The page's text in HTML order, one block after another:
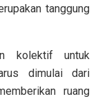
tanggung
kolektif untuk
dimulai dari
ruang